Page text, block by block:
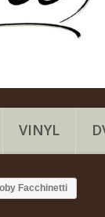
VINYL
Facchinetti